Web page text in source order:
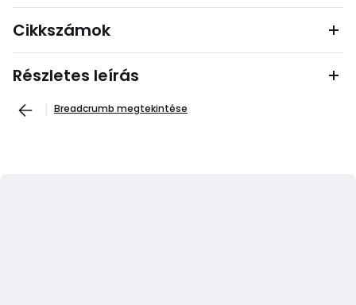
Cikkszámok
Részletes leírás
Breadcrumb megtekintése